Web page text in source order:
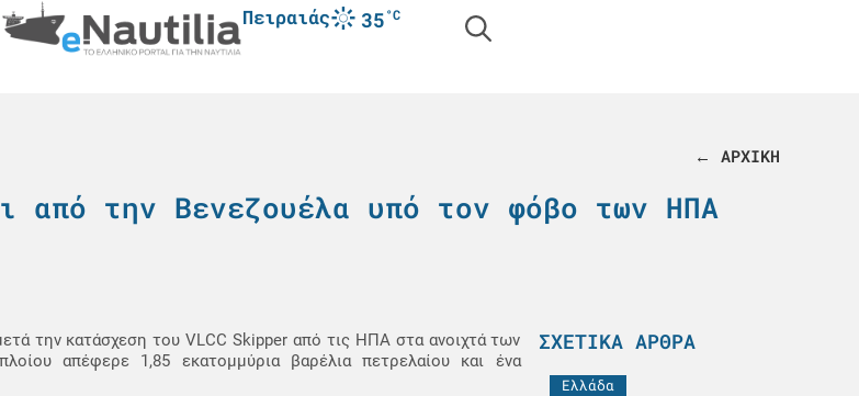
Πειραιάς 35°C
← ΑΡΧΙΚΗ
από την Βενεζουέλα υπό τον φόβο των ΗΠΑ
την κατάσχεση του VLCC Skipper από τις ΗΠΑ στα ανοιχτά των
απέφερε 1,85 εκατομμύρια βαρέλια πετρελαίου και ένα
ΣΧΕΤΙΚΆ ΆΡΘΡΑ
Ελλάδα